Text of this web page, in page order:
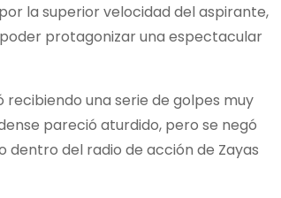
la superior velocidad del aspirante,
protagonizar una espectacular
recibiendo una serie de golpes muy
pareció aturdido, pero se negó
del radio de acción de Zayas